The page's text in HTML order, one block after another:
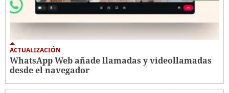
ACTUALIZACIÓN
WhatsApp Web añade llamadas y videollamadas
desde el navegador